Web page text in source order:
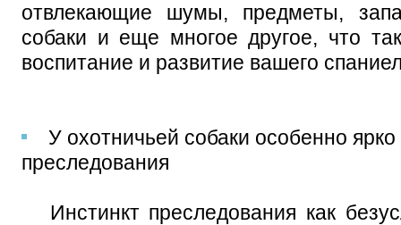
отвлекающие шумы, предметы,
собаки и еще многое другое, что
воспитание и развитие вашего
У охотничьей собаки особенно
преследования
Инстинкт преследования как